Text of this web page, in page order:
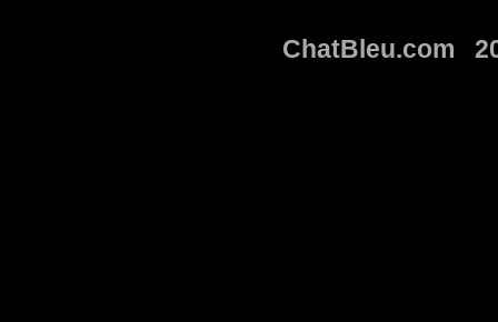
ChatBleu.com